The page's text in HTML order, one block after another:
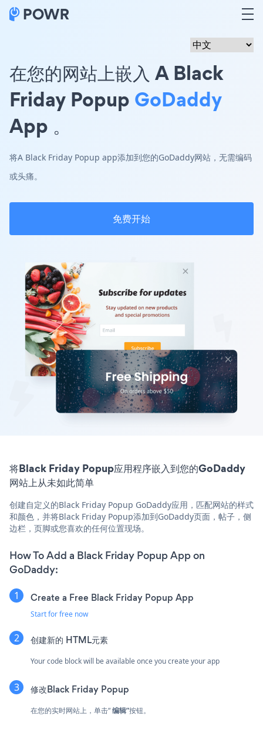
在您的网站上嵌入 A Black
Friday Popup GoDaddy
App 。
将A Black Friday Popup app添加到您的GoDaddy网站，无需编码
或头痛。
免费开始
将Black Friday Popup应用程序嵌入到您的GoDaddy
网站上从未如此简单
创建自定义的Black Friday Popup GoDaddy应用，匹配网站的样式
和颜色，并将Black Friday Popup添加到GoDaddy页面，帖子，侧
边栏，页脚或您喜欢的任何位置现场。
How To Add a Black Friday Popup App on
GoDaddy:
Create a Free Black Friday Popup App
Start for free now
创建新的 HTML元素
Your code block will be available once you create your app
修改Black Friday Popup
在您的实时网站上，单击“编辑”按钮。